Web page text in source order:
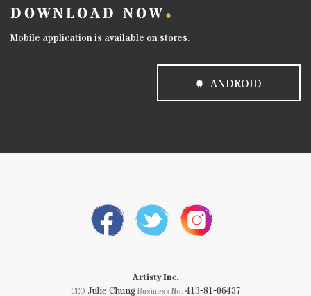
DOWNLOAD NOW
Mobile application is available on stores.
ANDROID
Artisty Inc.
CEO Julie Chung Business No. 413-81-06437